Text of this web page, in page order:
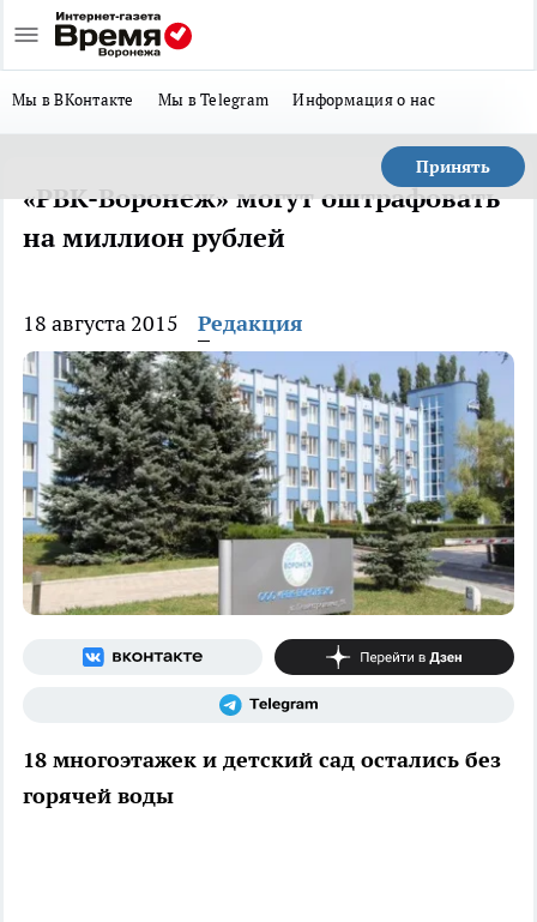
Мы в ВКонтакте Мы в Telegram Информация о нас
Принять
«РВК-Воронеж» могут оштрафовать
на миллион рублей
18 августа 2015 Редакция
18 многоэтажек и детский сад остались без
горячей воды